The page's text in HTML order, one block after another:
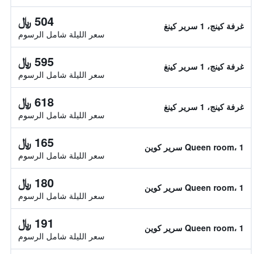
غرفة كينج، 1 سرير كينغ 504 ﷼
سعر الليلة شامل الرسوم
غرفة كينج، 1 سرير كينغ 595 ﷼
سعر الليلة شامل الرسوم
غرفة كينج، 1 سرير كينغ 618 ﷼
سعر الليلة شامل الرسوم
Queen room، 1 سرير كوين 165 ﷼
سعر الليلة شامل الرسوم
Queen room، 1 سرير كوين 180 ﷼
سعر الليلة شامل الرسوم
Queen room، 1 سرير كوين 191 ﷼
سعر الليلة شامل الرسوم